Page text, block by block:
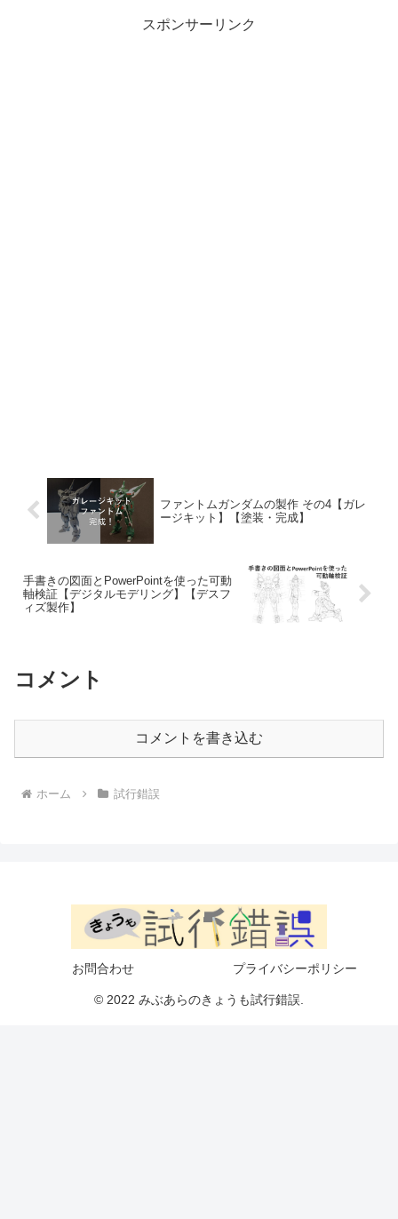
めです。
スポンサーリンク
ファントムガンダムの製作 その4【ガレ
ージキット】【塗装・完成】
手書きの図面とPowerPointを使った可動
軸検証【デジタルモデリング】【デスフ
ィズ製作】
コメント
コメントを書き込む
ホーム 試行錯誤
お問合わせ プライバシーポリシー
© 2022 みぶあらのきょうも試行錯誤.